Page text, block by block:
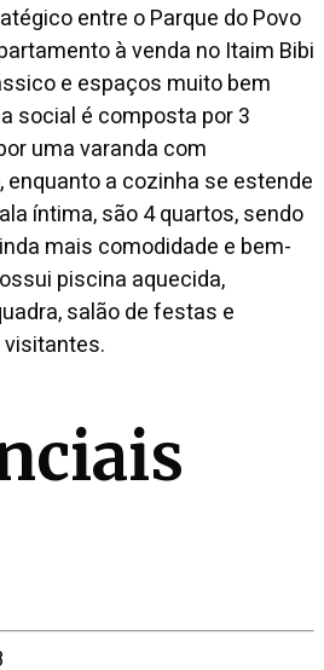
entre o Parque do Povo
à venda no Itaim Bibi
e espaços muito bem
social é composta por 3
uma varanda com
a cozinha se estende
íntima, são 4 quartos, sendo
mais comodidade e bem-
piscina aquecida,
salão de festas e